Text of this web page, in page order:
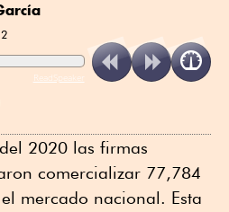
ReadSpeaker
2020 las firmas
comercializar 77,784
mercado nacional. Esta